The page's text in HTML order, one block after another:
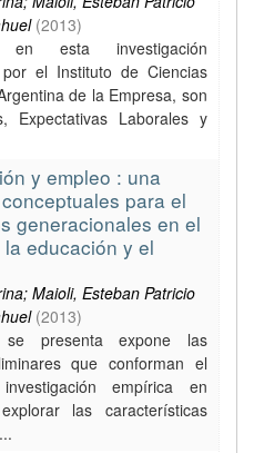
(2013)
esta investigación
el Instituto de Ciencias
de la Empresa, son
Expectativas Laborales y
y empleo : una
para el
generacionales en el
educación y el
Maioli, Esteban Patricio
(2013)
presenta expone las
que conforman el
empírica en
las características